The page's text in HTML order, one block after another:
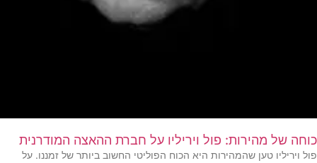
כוחה של מהירות: פול ויריליו על חברת ההאצה המודרנית
פול ויריליו טען שהמהירות היא הכוח הפוליטי החשוב ביותר של זמננו. על